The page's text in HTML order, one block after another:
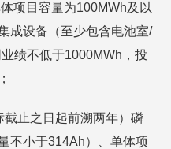
项目容量为100MWh及以
成设备（至少包含电池室/
绩不低于1000MWh，投
止之日起前溯两年）磷
不小于314Ah）、单体项